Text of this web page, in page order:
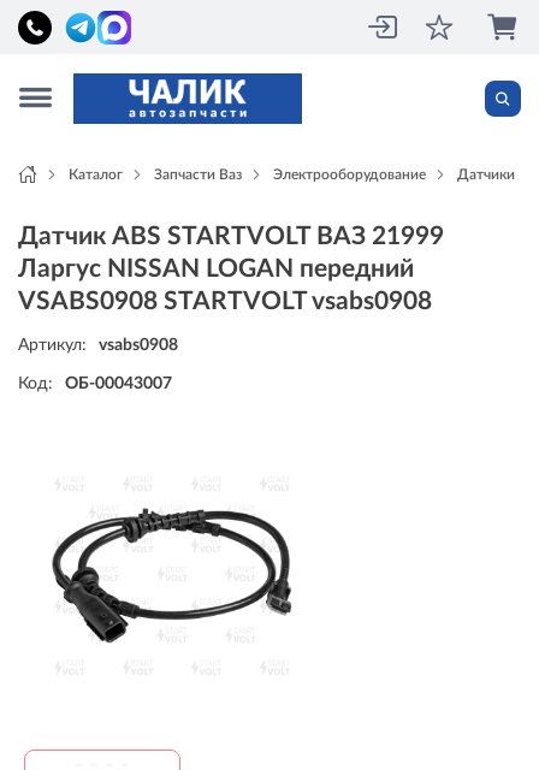
Каталог Запчасти Ваз Электрооборудование Датчики
Датчик ABS STARTVOLT ВАЗ 21999
Ларгус NISSAN LOGAN передний
VSABS0908 STARTVOLT vsabs0908
Артикул: vsabs0908
Код: ОБ-00043007